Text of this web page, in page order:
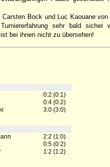
Bock und Luc Kaouane
sehr bald sicher
bei ihnen nicht zu übersehen!
0:2 (0:1)
0:4 (0:2)
3:0 (3:0)
2:2 (1:0)
0:5 (0:2)
1:2 (1:2)